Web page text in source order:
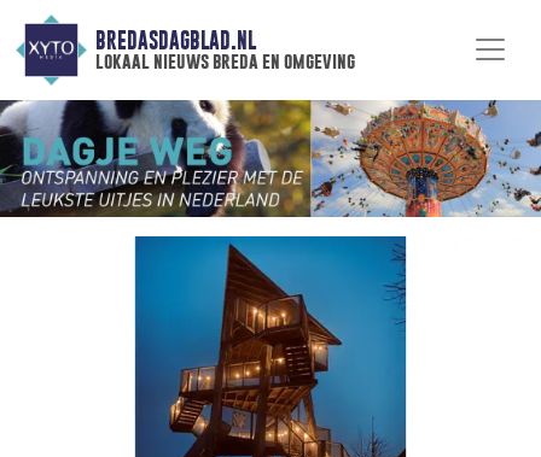
BREDASDAGBLAD.NL
lokaal nieuws breda en omgeving